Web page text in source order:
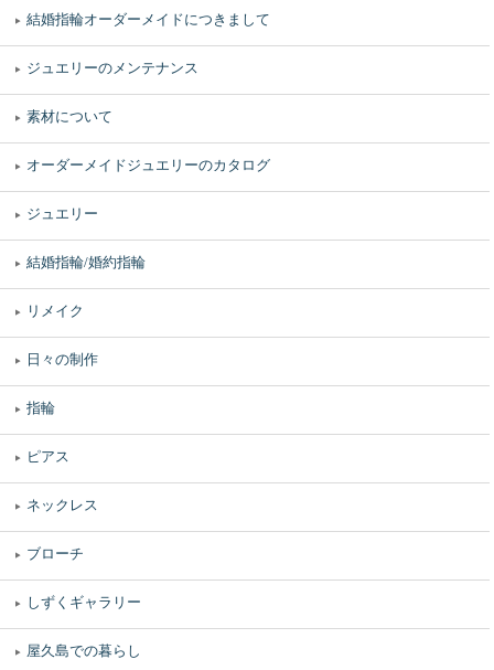
結婚指輪オーダーメイドにつきまして
ジュエリーのメンテナンス
素材について
オーダーメイドジュエリーのカタログ
ジュエリー
結婚指輪/婚約指輪
リメイク
日々の制作
指輪
ピアス
ネックレス
ブローチ
しずくギャラリー
屋久島での暮らし